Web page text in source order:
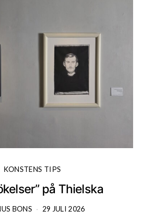
KONSTENS TIPS
på Thielska
BONS 29 JULI 2026